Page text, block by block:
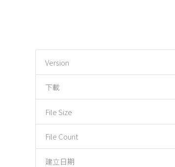
Version
下載
File Size
File Count
建立日期